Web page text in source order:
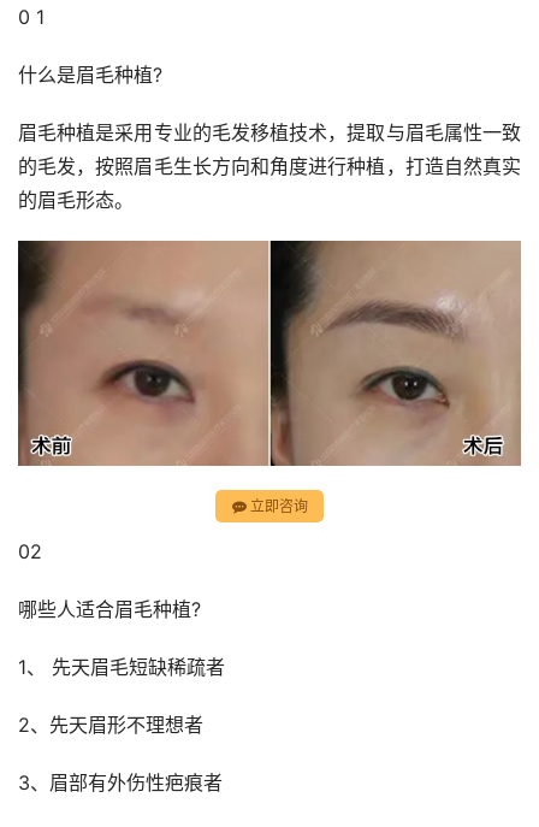
0 1
什么是眉毛种植?
眉毛种植是采用专业的毛发移植技术，提取与眉毛属性一致
的毛发，按照眉毛生长方向和角度进行种植，打造自然真实
的眉毛形态。
立即咨询
02
哪些人适合眉毛种植?
1、 先天眉毛短缺稀疏者
2、先天眉形不理想者
3、眉部有外伤性疤痕者